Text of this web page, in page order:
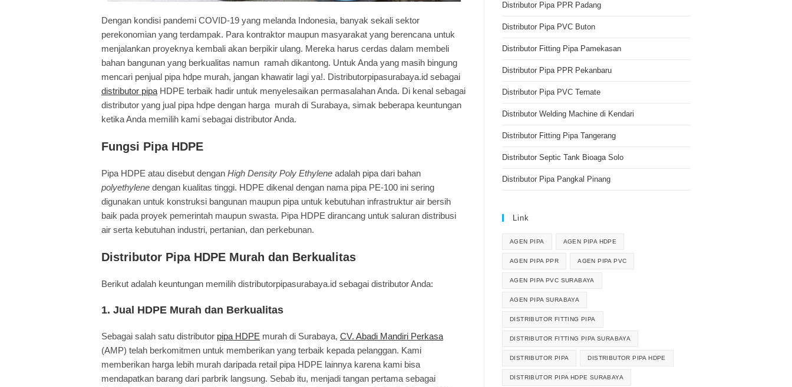
Dengan kondisi pandemi COVID-19 yang melanda Indonesia, banyak sekali sektor
perekonomian yang terdampak. Para kontraktor maupun masyarakat yang berencana untuk
menjalankan proyeknya kembali akan berpikir ulang. Mereka harus cerdas dalam membeli
bahan bangunan yang berkualitas namun ramah dikantong. Untuk Anda yang masih bingung
mencari penjual pipa hdpe murah, jangan khawatir lagi ya!. Distributorpipasurabaya.id sebagai
distributor pipa HDPE terbaik hadir untuk menyelesaikan permasalahan Anda. Di kenal sebagai
distributor yang jual pipa hdpe dengan harga murah di Surabaya, simak beberapa keuntungan
ketika Anda memilih kami sebagai distributor Anda.
Fungsi Pipa HDPE
Pipa HDPE atau disebut dengan High Density Poly Ethylene adalah pipa dari bahan
polyethylene dengan kualitas tinggi. HDPE dikenal dengan nama pipa PE-100 ini sering
digunakan untuk konstruksi bangunan maupun pipa untuk kebutuhan infrastruktur air bersih
baik pada proyek pemerintah maupun swasta. Pipa HDPE dirancang untuk saluran distribusi
air serta kebutuhan industri, pertanian, dan perkebunan.
Distributor Pipa HDPE Murah dan Berkualitas
Berikut adalah keuntungan memilih distributorpipasurabaya.id sebagai distributor Anda:
1. Jual HDPE Murah dan Berkualitas
Sebagai salah satu distributor pipa HDPE murah di Surabaya, CV. Abadi Mandiri Perkasa
(AMP) telah berkomitmen untuk memberikan yang terbaik kepada pelanggan. Kami
memberikan harga lebih murah daripada retail pipa HDPE lainnya karena kami bisa
mendapatkan barang dari parbrik langsung. Sebab itu, menjadi tangan pertama sebagai
Distributor Pipa PPR Padang
Distributor Pipa PVC Buton
Distributor Fitting Pipa Pamekasan
Distributor Pipa PPR Pekanbaru
Distributor Pipa PVC Ternate
Distributor Welding Machine di Kendari
Distributor Fitting Pipa Tangerang
Distributor Septic Tank Bioaga Solo
Distributor Pipa Pangkal Pinang
Link
AGEN PIPA AGEN PIPA HDPE
AGEN PIPA PPR AGEN PIPA PVC
AGEN PIPA PVC SURABAYA
AGEN PIPA SURABAYA
DISTRIBUTOR FITTING PIPA
DISTRIBUTOR FITTING PIPA SURABAYA
DISTRIBUTOR PIPA DISTRIBUTOR PIPA HDPE
DISTRIBUTOR PIPA HDPE SURABAYA